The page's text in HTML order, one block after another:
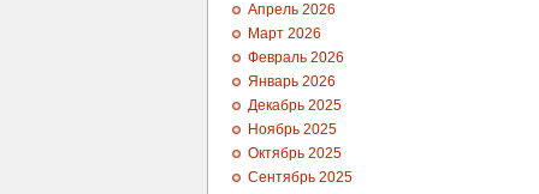
Апрель 2026
Март 2026
Февраль 2026
Январь 2026
Декабрь 2025
Ноябрь 2025
Октябрь 2025
Сентябрь 2025